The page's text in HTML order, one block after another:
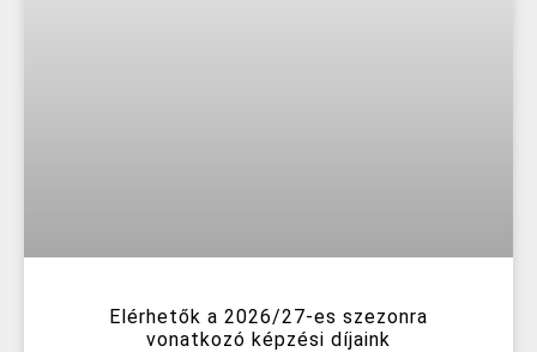
Elérhetők a 2026/27-es szezonra
vonatkozó képzési díjaink